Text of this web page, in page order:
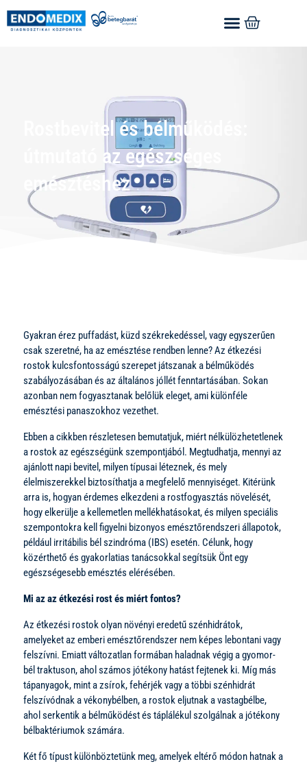
Rostbevitel és bélműködés:
útmutató az egészséges
emésztéshez
Gyakran érez puffadást, küzd székrekedéssel, vagy egyszerűen
csak szeretné, ha az emésztése rendben lenne? Az étkezési
rostok kulcsfontosságú szerepet játszanak a bélműködés
szabályozásában és az általános jóllét fenntartásában. Sokan
azonban nem fogyasztanak belőlük eleget, ami különféle
emésztési panaszokhoz vezethet.
Ebben a cikkben részletesen bemutatjuk, miért nélkülözhetetlenek
a rostok az egészségünk szempontjából. Megtudhatja, mennyi az
ajánlott napi bevitel, milyen típusai léteznek, és mely
élelmiszerekkel biztosíthatja a megfelelő mennyiséget. Kitérünk
arra is, hogyan érdemes elkezdeni a rostfogyasztás növelését,
hogy elkerülje a kellemetlen mellékhatásokat, és milyen speciális
szempontokra kell figyelni bizonyos emésztőrendszeri állapotok,
például irritábilis bél szindróma (IBS) esetén. Célunk, hogy
közérthető és gyakorlatias tanácsokkal segítsük Önt egy
egészségesebb emésztés elérésében.
Mi az az étkezési rost és miért fontos?
Az étkezési rostok olyan növényi eredetű szénhidrátok,
amelyeket az emberi emésztőrendszer nem képes lebontani vagy
felszívni. Emiatt változatlan formában haladnak végig a gyomor-
bél traktuson, ahol számos jótékony hatást fejtenek ki. Míg más
tápanyagok, mint a zsírok, fehérjék vagy a többi szénhidrát
felszívódnak a vékonybélben, a rostok eljutnak a vastagbélbe,
ahol serkentik a bélműködést és táplálékul szolgálnak a jótékony
bélbaktériumok számára.
Két fő típust különböztetünk meg, amelyek eltérő módon hatnak a